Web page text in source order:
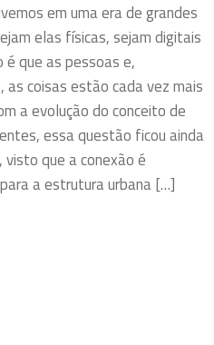
em uma era de grandes
elas físicas, sejam digitais
que as pessoas e,
as coisas estão cada vez mais
a evolução do conceito de
essa questão ficou ainda
que a conexão é
a estrutura urbana […]